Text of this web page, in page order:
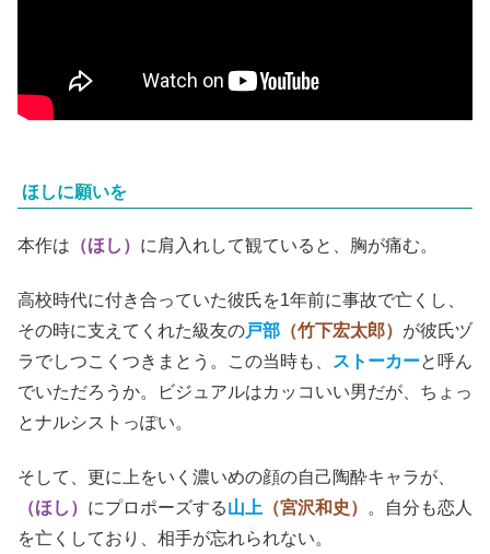
ほしに願いを
本作は （ほし） に肩入れして観ていると、胸が痛む。
高校時代に付き合っていた彼氏を1年前に事故で亡くし、
その時に支えてくれた級友の戸部 （竹下宏太郎） が彼氏ヅ
ラでしつこくつきまとう。この当時も、
ストーカーと呼ん
でいただろうか。ビジュアルはカッコいい男だが、ちょっ
とナルシストっぽい。
そして、更に上をいく濃いめの顔の自己陶酔キャラが、
（ほし） にプロポーズする山上 （宮沢和史） 。自分も恋人
を亡くしており、相手が忘れられない。